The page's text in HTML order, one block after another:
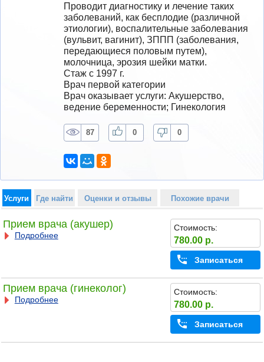
Проводит диагностику и лечение таких
заболеваний, как бесплодие (различной
этиологии), воспалительные заболевания
(вульвит, вагинит), ЗППП (заболевания,
передающиеся половым путем),
молочница, эрозия шейки матки.
Стаж с 1997 г.
Врач первой категории
Врач оказывает услуги: Акушерство,
ведение беременности; Гинекология
87 0 0
Услуги Где найти Оценки и отзывы Похожие врачи
Прием врача (акушер)
Подробнее
Стоимость:
780.00 р.
Записаться
Прием врача (гинеколог)
Подробнее
Стоимость:
780.00 р.
Записаться